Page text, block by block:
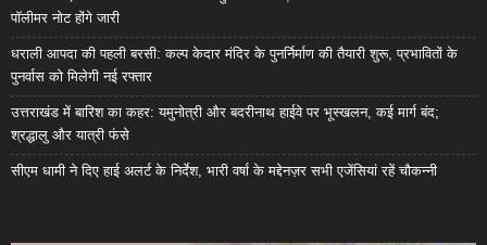
पॉलीमर नोट होंगे जारी
धराली आपदा की पहली बरसी: कल्प केदार मंदिर के पुनर्निर्माण की तैयारी शुरू, प्रभावितों के
पुनर्वास को मिलेगी नई रफ्तार
उत्तराखंड में बारिश का कहर: यमुनोत्री और बदरीनाथ हाईवे पर भूस्खलन, कई मार्ग बंद;
श्रद्धालु और यात्री फंसे
सीएम धामी ने दिए हाई अलर्ट के निर्देश, भारी वर्षा के मद्देनज़र सभी एजेंसियां रहें चौकन्नी